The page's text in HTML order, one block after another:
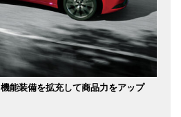
能装備を拡充して商品力をアップ